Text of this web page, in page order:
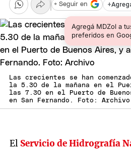
+
Agregá MDZol a
preferidos en
+ Seguir en
Las crecientes se han
la 5.30 de la mañana en el
las 7.30 en el Puerto de
en San Fernando. Foto: Archivo
El Servicio de Hidrografía